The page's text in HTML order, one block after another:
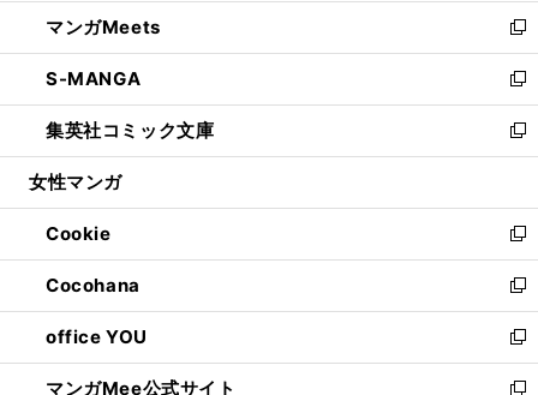
く
で
開
く
ド
ウ
で
開
く
ウ
ィ
ン
ド
ウ
で
開
し
い
ウ
ィ
ン
ド
ウ
開
く
マンガMeets
新
し
い
ウ
ィ
ン
ウ
で
開
く
S-MANGA
新
し
い
ウ
ン
ド
ウ
で
開
く
集英社コミック文庫
新
し
ウ
ィ
ン
ド
ウ
で
開
く
女性マンガ
Cookie
新
し
い
ウ
ィ
ン
ド
Cocohana
新
し
い
ウ
office YOU
新
し
マンガMee公式サイト